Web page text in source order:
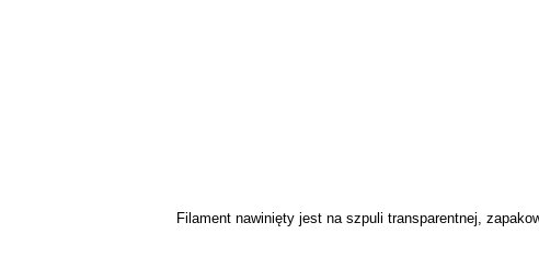
Filament nawinięty jest na szpuli transparentnej,